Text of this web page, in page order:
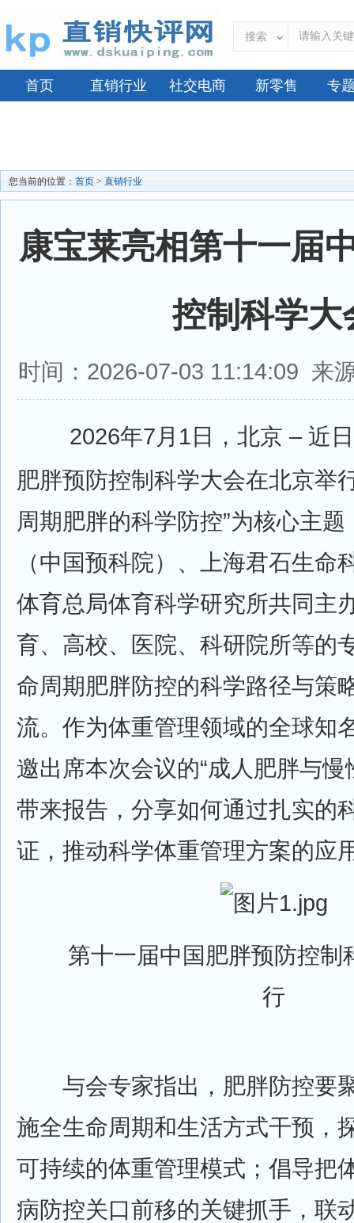
搜索
首页 直销行业 社交电商 新零售 专
您当前的位置： 首页 > 直销行业
康宝莱亮相第十一届
控制科学大
时间：2026-07-03 11:14:09 来
2026年7月1日，北京 –​ 近日
肥胖预防控制科学大会在北京举
周期肥胖的科学防控”为核心主
（中国预科院）、上海君石生命
体育总局体育科学研究所共同主
育、高校、医院、科研院所等的
命周期肥胖防控的科学路径与策
流。作为体重管理领域的全球知
邀出席本次会议的“成人肥胖与慢
带来报告，分享如何通过扎实的
证，推动科学体重管理方案的应
第十一届中国肥胖预防控制
行
与会专家指出，肥胖防控要
施全生命周期和生活方式干预，
可持续的体重管理模式；倡导把
病防控关口前移的关键抓手，联